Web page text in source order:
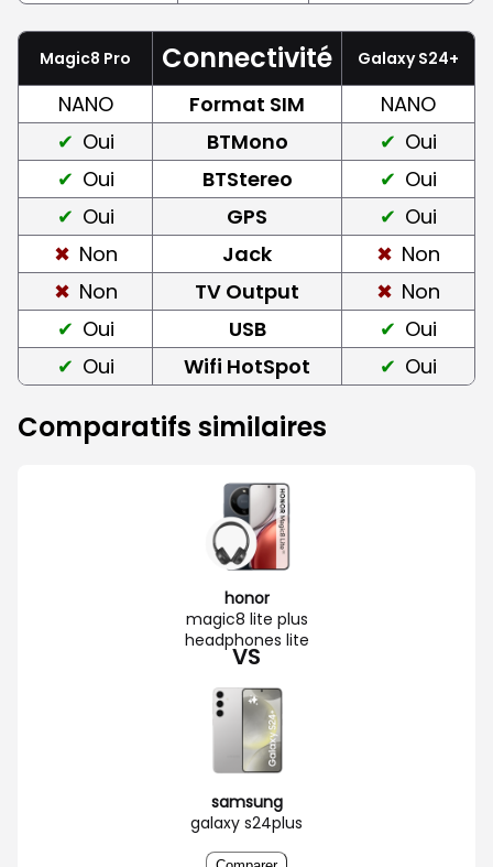
Magic8 Pro Connectivité Galaxy S24+
NANO Format SIM
NANO
Oui
BTMono
Oui
Oui
BTStereo
Oui
Oui
GPS
Oui
Non
Jack
Non
Non
TV Output
Non
Oui
USB
Oui
Oui
Wifi HotSpot Oui
Comparatifs similaires
honor
magic8 lite plus
headphones lite
VS
samsung
galaxy s24plus